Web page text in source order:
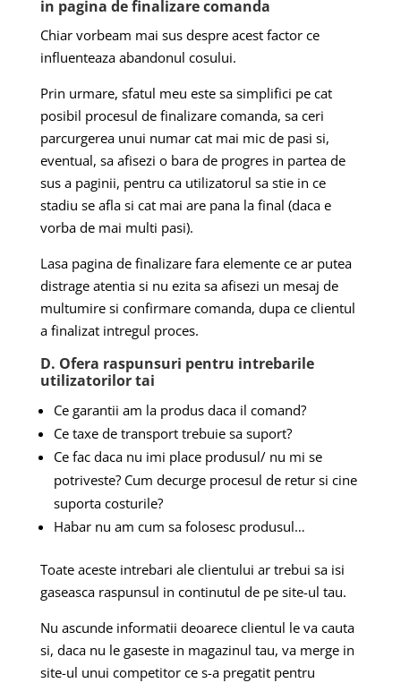
in pagina de finalizare comanda
Chiar vorbeam mai sus despre acest factor ce
influenteaza abandonul cosului.
Prin urmare, sfatul meu este sa simplifici pe cat
posibil procesul de finalizare comanda, sa ceri
parcurgerea unui numar cat mai mic de pasi si,
eventual, sa afisezi o bara de progres in partea de
sus a paginii, pentru ca utilizatorul sa stie in ce
stadiu se afla si cat mai are pana la final (daca e
vorba de mai multi pasi).
Lasa pagina de finalizare fara elemente ce ar putea
distrage atentia si nu ezita sa afisezi un mesaj de
multumire si confirmare comanda, dupa ce clientul
a finalizat intregul proces.
D. Ofera raspunsuri pentru intrebarile
utilizatorilor tai
Ce garantii am la produs daca il comand?
Ce taxe de transport trebuie sa suport?
Ce fac daca nu imi place produsul/ nu mi se
potriveste? Cum decurge procesul de retur si cine
suporta costurile?
Habar nu am cum sa folosesc produsul…
Toate aceste intrebari ale clientului ar trebui sa isi
gaseasca raspunsul in continutul de pe site-ul tau.
Nu ascunde informatii deoarece clientul le va cauta
si, daca nu le gaseste in magazinul tau, va merge in
site-ul unui competitor ce s-a pregatit pentru